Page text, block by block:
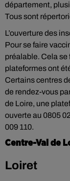
département,
Tous sont
L’ouverture des
Pour se faire
préalable. Cela
plateformes ont
Certains centres
de rendez-vous
de Loire, une
ouverte au 0805
009 110.
Centre-Val de
Loiret